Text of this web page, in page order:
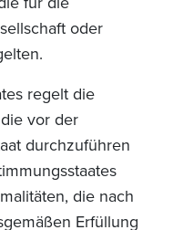
oder
regelt die
vor der
durchzuführen
die nach
Erfüllung